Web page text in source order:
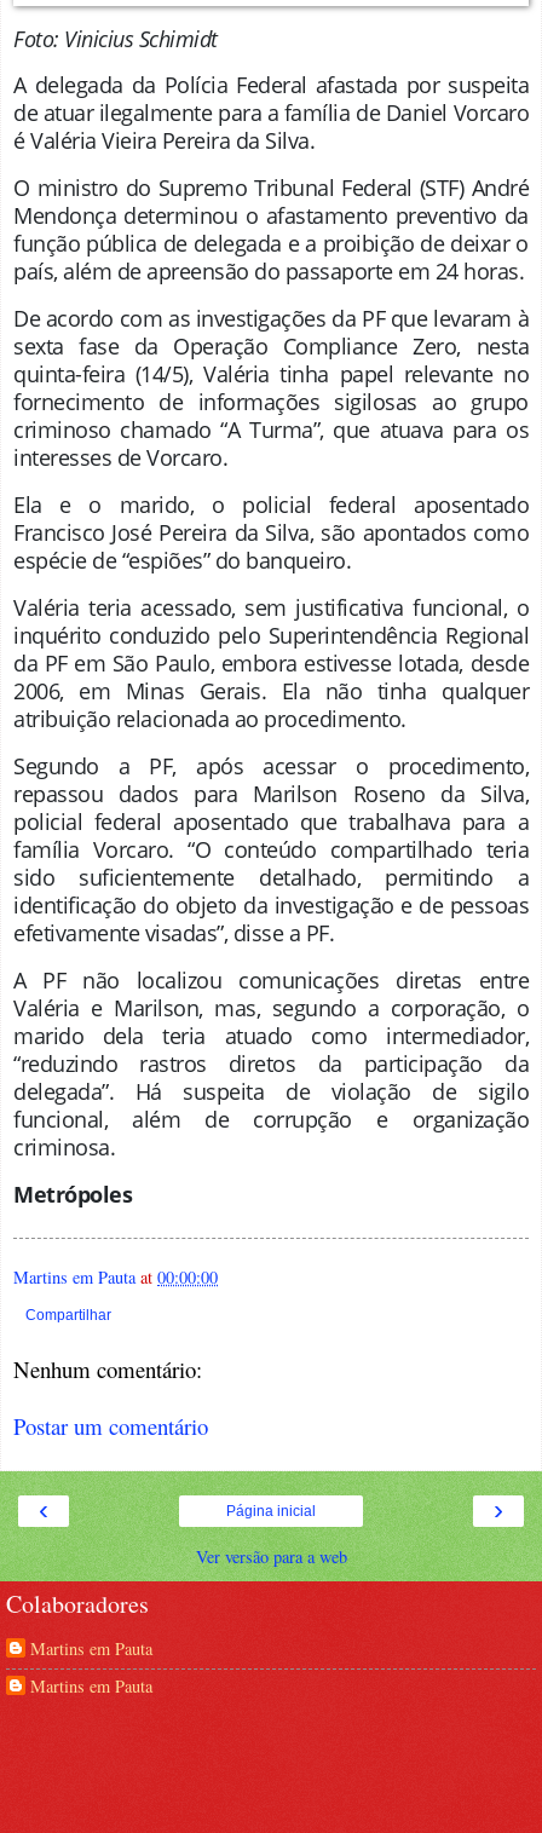
Foto: Vinicius Schimidt
A delegada da Polícia Federal afastada por suspeita
de atuar ilegalmente para a família de Daniel Vorcaro
é Valéria Vieira Pereira da Silva.
O ministro do Supremo Tribunal Federal (STF) André
Mendonça determinou o afastamento preventivo da
função pública de delegada e a proibição de deixar o
país, além de apreensão do passaporte em 24 horas.
De acordo com as investigações da PF que levaram à
sexta fase da Operação Compliance Zero, nesta
quinta-feira (14/5), Valéria tinha papel relevante no
fornecimento de informações sigilosas ao grupo
criminoso chamado “A Turma”, que atuava para os
interesses de Vorcaro.
Ela e o marido, o policial federal aposentado
Francisco José Pereira da Silva, são apontados como
espécie de “espiões” do banqueiro.
Valéria teria acessado, sem justificativa funcional, o
inquérito conduzido pelo Superintendência Regional
da PF em São Paulo, embora estivesse lotada, desde
2006, em Minas Gerais. Ela não tinha qualquer
atribuição relacionada ao procedimento.
Segundo a PF, após acessar o procedimento,
repassou dados para Marilson Roseno da Silva,
policial federal aposentado que trabalhava para a
família Vorcaro. “O conteúdo compartilhado teria
sido suficientemente detalhado, permitindo a
identificação do objeto da investigação e de pessoas
efetivamente visadas”, disse a PF.
A PF não localizou comunicações diretas entre
Valéria e Marilson, mas, segundo a corporação, o
marido dela teria atuado como intermediador,
“reduzindo rastros diretos da participação da
delegada”. Há suspeita de violação de sigilo
funcional, além de corrupção e organização
criminosa.
Metrópoles
Martins em Pauta at 00:00:00
Compartilhar
Nenhum comentário:
Postar um comentário
‹ ›
Página inicial
Ver versão para a web
Colaboradores
Martins em Pauta
Martins em Pauta